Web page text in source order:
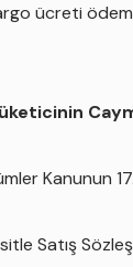
ücreti
Kanunun
Satış